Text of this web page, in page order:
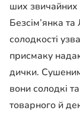
ших
Безсім’янка
солодкості
присмаку
дички.
вони солодкі
товарного й